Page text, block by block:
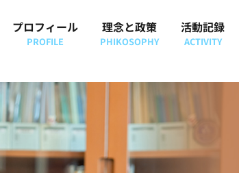
プロフィール
PROFILE
理念と政策
PHIKOSOPHY
活動記録
ACTIVITY